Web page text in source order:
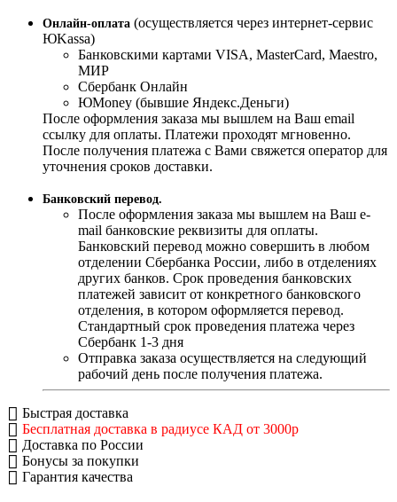
Онлайн-оплата (осуществляется через интернет-сервис
ЮKassa)
Банковскими картами VISA, MasterСard, Maestro,
МИР
Сбербанк Онлайн
ЮMoney (бывшие Яндекс.Деньги)
После оформления заказа мы вышлем на Ваш email
ссылку для оплаты. Платежи проходят мгновенно.
После получения платежа с Вами свяжется оператор для
уточнения сроков доставки.
Банковский перевод.
После оформления заказа мы вышлем на Ваш e-
mail банковские реквизиты для оплаты.
Банковский перевод можно совершить в любом
отделении Сбербанка России, либо в отделениях
других банков. Срок проведения банковских
платежей зависит от конкретного банковского
отделения, в котором оформляется перевод.
Стандартный срок проведения платежа через
Сбербанк 1-3 дня
Отправка заказа осуществляется на следующий
рабочий день после получения платежа.
Быстрая доставка
Бесплатная доставка в радиусе КАД от 3000р
Доставка по России
Бонусы за покупки
Гарантия качества